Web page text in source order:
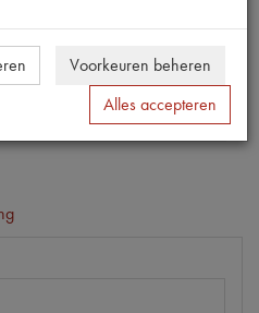
niet besteld worden
Voorkeuren beheren
Alles accepteren